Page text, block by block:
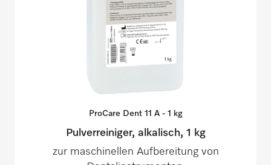
ProCare Dent 11 A - 1 kg
Pulverreiniger, alkalisch, 1 kg
zur maschinellen Aufbereitung von